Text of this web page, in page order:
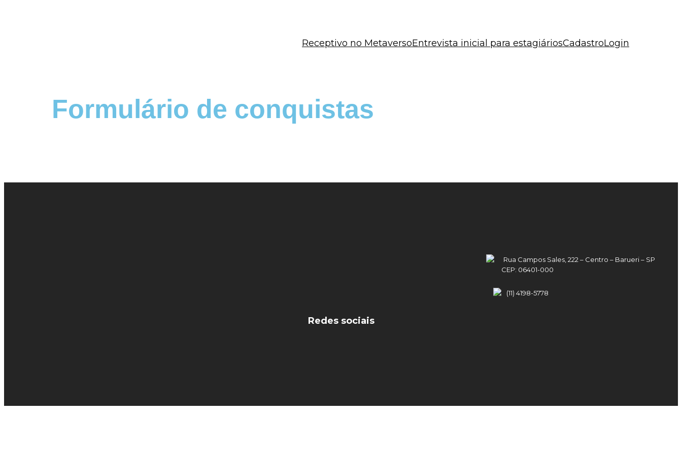
Receptivo no MetaversoEntrevista inicial para estagiáriosCadastroLogin
Formulário de conquistas
Rua Campos Sales, 222 – Centro – Barueri – SP
CEP: 06401-000
(11) 4198-5778
Redes sociais